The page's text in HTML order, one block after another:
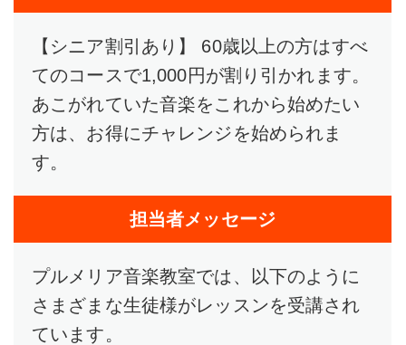
【シニア割引あり】 60歳以上の方はすべ
てのコースで1,000円が割り引かれます。
あこがれていた音楽をこれから始めたい
方は、お得にチャレンジを始められま
す。
担当者メッセージ
プルメリア音楽教室では、以下のように
さまざまな生徒様がレッスンを受講され
ています。